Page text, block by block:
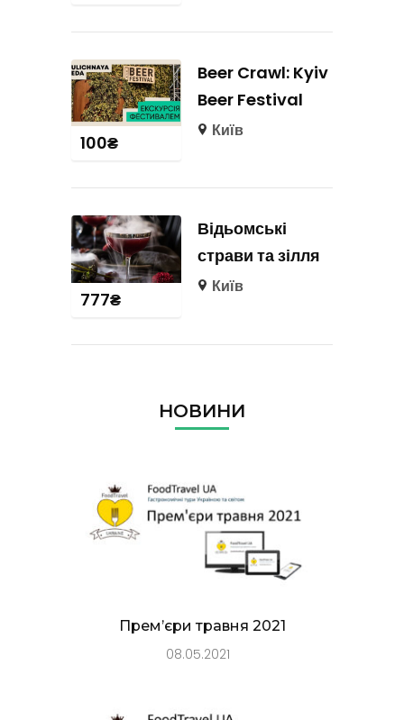
100₴
Beer Crawl: Kyiv
Beer Festival
Київ
777₴
Відьомські
страви та зілля
Київ
НОВИНИ
Прем’єри травня 2021
08.05.2021